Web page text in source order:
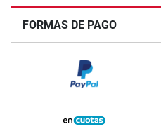
FORMAS DE PAGO